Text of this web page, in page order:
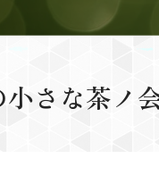
さな茶ノ